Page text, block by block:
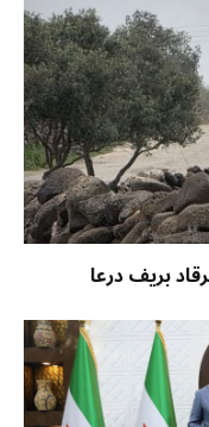
بريف درعا